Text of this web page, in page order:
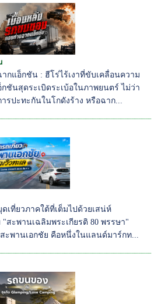
กแอ็กชัน : ฮีโร่ไร้เงาที่ขับเคลื่อนความ
กชันสุดระเบิดระเบ้อในภาพยนตร์ ไม่ว่า
รปะทะกันในโกดังร้าง หรือฉาก...
เที่ยวภาคใต้ที่เต็มไปด้วยเสน่ห์
สะพานเฉลิมพระเกียรติ 80 พรรษา"
พานเอกชัย คือหนึ่งในแลนด์มาร์กท...